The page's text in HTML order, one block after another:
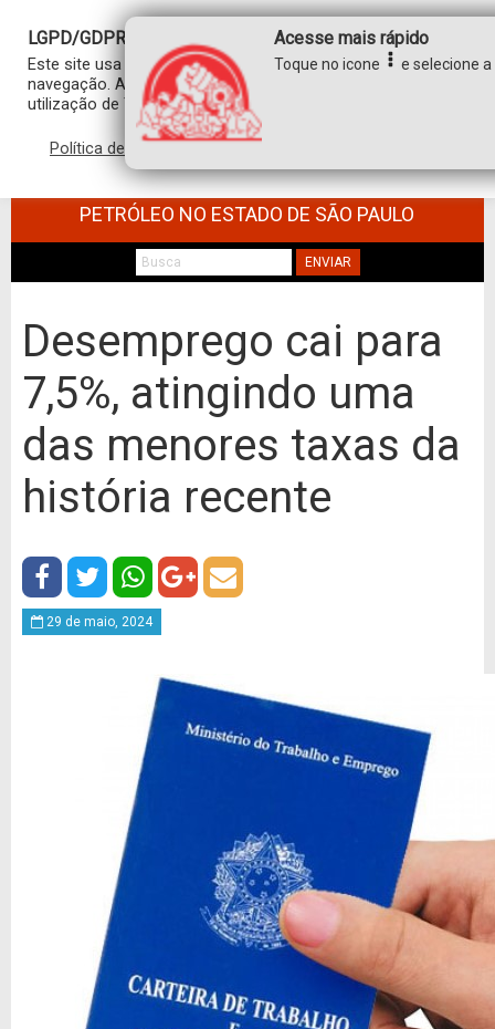
SINDICATO DOS TRABALHADORES NO
COMÉRCIO DE MINÉRIOS E DERIVADOS DE
PETRÓLEO NO ESTADO DE SÃO PAULO
ENVIAR
Desemprego cai para
7,5%, atingindo uma
das menores taxas da
história recente
29 de maio, 2024
LGPD/GDPR
Este site usa cookies para personalizar sua experiência de
navegação. Ao clicar em “aceitar”, você concorda com a
utilização de TODOS os cookies.
Política de privacidade
Acesse mais rápido
Toque no icone e selecione